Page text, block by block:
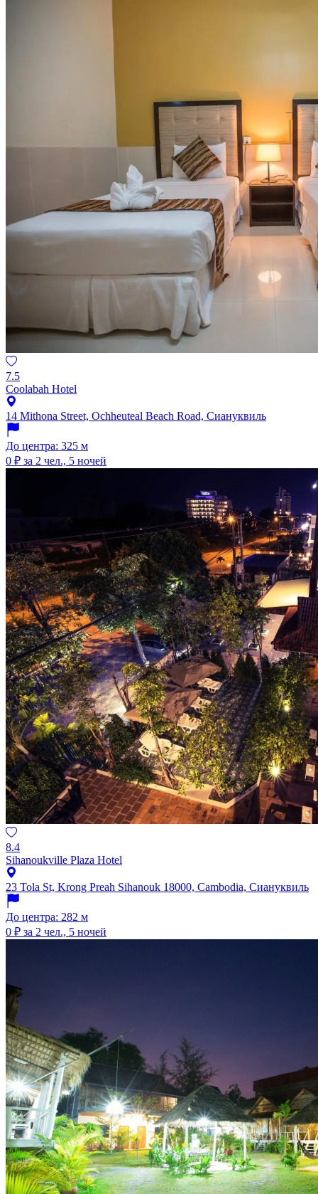
7.5
Coolabah Hotel
14 Mithona Street, Ochheuteal Beach Road, Сиануквиль
До центра: 325 м
0 ₽ за 2 чел., 5 ночей
8.4
Sihanoukville Plaza Hotel
23 Tola St, Krong Preah Sihanouk 18000, Cambodia, Сиануквиль
До центра: 282 м
0 ₽ за 2 чел., 5 ночей